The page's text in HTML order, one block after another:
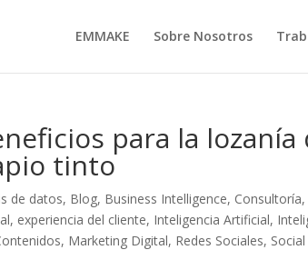
EMMAKE Sobre Nosotros
para la lozanía
tinto
de datos, Blog, Business Intelligence, Consultoría,
, experiencia del cliente, Inteligencia Artificial,
, Marketing Digital, Redes Sociales,